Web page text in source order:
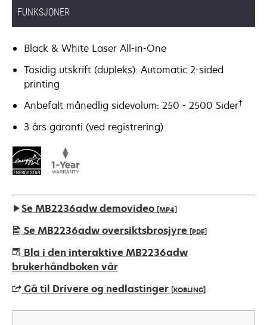
FUNKSJONER
Black & White Laser All-in-One
Tosidig utskrift (dupleks): Automatic 2-sided
printing
Anbefalt månedlig sidevolum: 250 - 2500 Sider†
3 års garanti (ved registrering)
Se MB2236adw demovideo [MP4]
Se MB2236adw oversiktsbrosjyre [PDF]
opens
in
new
tab
Bla i den interaktive MB2236adw
brukerhåndboken vår
Gå til Drivere og nedlastinger [KOBLING]
opens